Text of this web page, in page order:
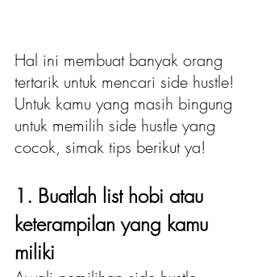
Hal ini membuat banyak orang
tertarik untuk mencari side hustle!
Untuk kamu yang masih bingung
untuk memilih side hustle yang
cocok, simak tips berikut ya!
1. Buatlah list hobi atau
keterampilan yang kamu
miliki